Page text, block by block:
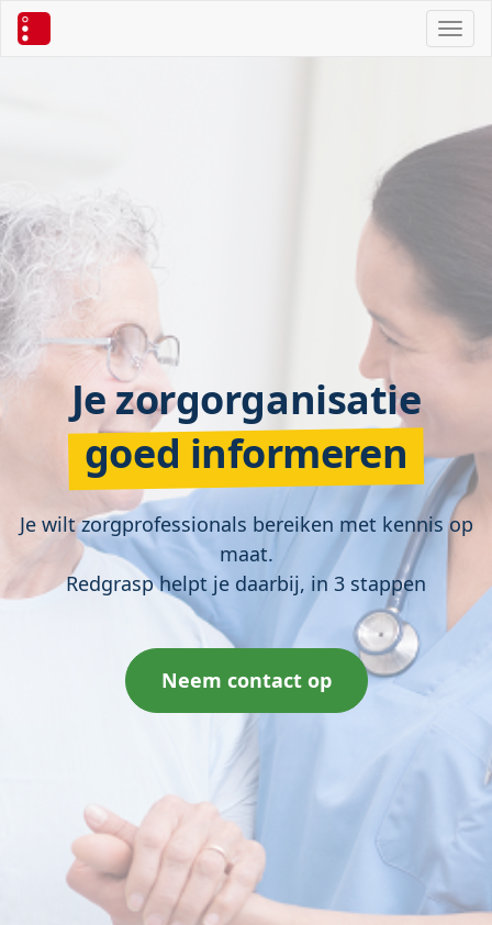
Je zorgorganisatie
goed informeren
Je wilt zorgprofessionals bereiken met kennis op
maat.
Redgrasp helpt je daarbij, in 3 stappen
Neem contact op